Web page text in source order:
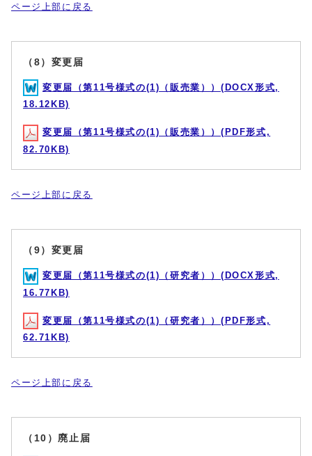
ページ上部に戻る
（8）変更届
変更届（第11号様式の(1)（販売業））(DOCX形式,
18.12KB)
変更届（第11号様式の(1)（販売業））(PDF形式,
82.70KB)
ページ上部に戻る
（9）変更届
変更届（第11号様式の(1)（研究者））(DOCX形式,
16.77KB)
変更届（第11号様式の(1)（研究者））(PDF形式,
62.71KB)
ページ上部に戻る
（10）廃止届